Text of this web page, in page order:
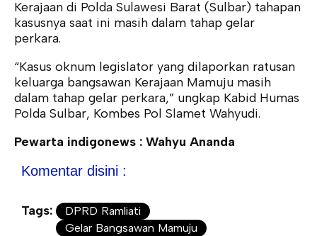
Kerajaan di Polda Sulawesi Barat (Sulbar) tahapan
kasusnya saat ini masih dalam tahap gelar
perkara.
“Kasus oknum legislator yang dilaporkan ratusan
keluarga bangsawan Kerajaan Mamuju masih
dalam tahap gelar perkara,” ungkap Kabid Humas
Polda Sulbar, Kombes Pol Slamet Wahyudi.
Pewarta indigonews : Wahyu Ananda
Komentar disini :
Tags:
DPRD Ramliati
Gelar Bangsawan Mamuju